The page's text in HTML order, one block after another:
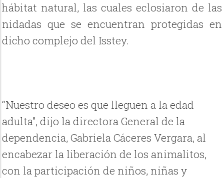
hábitat natural, las cuales eclosiaron de las
nidadas que se encuentran protegidas en
dicho complejo del Isstey.
“Nuestro deseo es que lleguen a la edad
adulta”, dijo la directora General de la
dependencia, Gabriela Cáceres Vergara, al
encabezar la liberación de los animalitos,
con la participación de niños, niñas y